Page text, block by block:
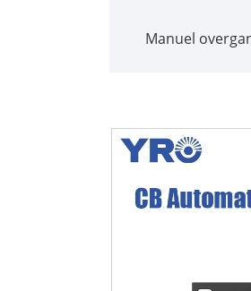
Manuel